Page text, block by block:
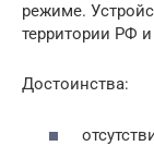
режиме.
территории РФ
Достоинства: